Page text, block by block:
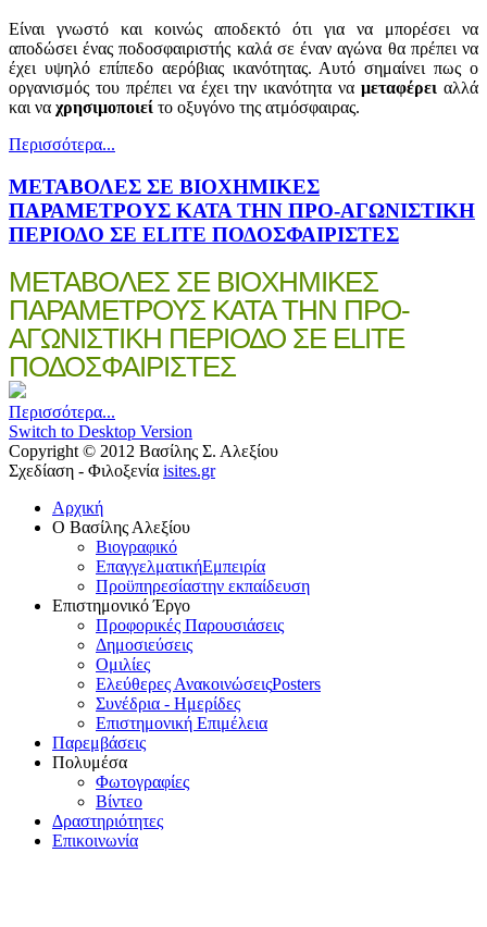
Είναι γνωστό και κοινώς αποδεκτό ότι για να μπορέσει να
αποδώσει ένας ποδοσφαιριστής καλά σε έναν αγώνα θα πρέπει να
έχει υψηλό επίπεδο αερόβιας ικανότητας. Αυτό σημαίνει πως ο
οργανισμός του πρέπει να έχει την ικανότητα ναμεταφέρειαλλά
και να χρησιμοποιεί το οξυγόνο της ατμόσφαιρας.
Περισσότερα...
ΜΕΤΑΒΟΛΕΣ ΣΕ ΒΙΟΧΗΜΙΚΕΣ
ΠΑΡΑΜΕΤΡΟΥΣ ΚΑΤΑ ΤΗΝ ΠΡΟ-ΑΓΩΝΙΣΤΙΚΗ
ΠΕΡΙΟΔΟ ΣΕ ELITE ΠΟΔΟΣΦΑΙΡΙΣΤΕΣ
ΜΕΤΑΒΟΛΕΣ ΣΕ ΒΙΟΧΗΜΙΚΕΣ
ΠΑΡΑΜΕΤΡΟΥΣ ΚΑΤΑ ΤΗΝ ΠΡΟ-
ΑΓΩΝΙΣΤΙΚΗ ΠΕΡΙΟΔΟ ΣΕ ELITE
ΠΟΔΟΣΦΑΙΡΙΣΤΕΣ
Περισσότερα...
Switch to Desktop Version
Copyright © 2012 Βασίλης Σ. Αλεξίου
Σχεδίαση - Φιλοξενία isites.gr
Αρχική
Ο Βασίλης Αλεξίου
Βιογραφικό
ΕπαγγελματικήΕμπειρία
Προϋπηρεσίαστην εκπαίδευση
Επιστημονικό Έργο
Προφορικές Παρουσιάσεις
Δημοσιεύσεις
Ομιλίες
Ελεύθερες ΑνακοινώσειςPosters
Συνέδρια - Ημερίδες
Επιστημονική Επιμέλεια
Παρεμβάσεις
Πολυμέσα
Φωτογραφίες
Βίντεο
Δραστηριότητες
Επικοινωνία